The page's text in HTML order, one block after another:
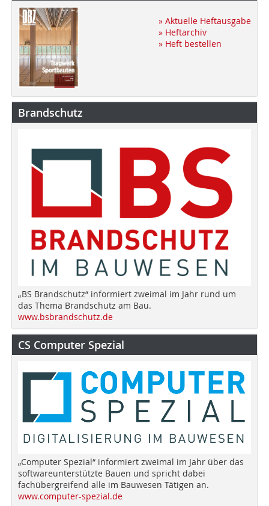
» Aktuelle Heftausgabe
» Heftarchiv
» Heft bestellen
Brandschutz
„BS Brandschutz“ informiert zweimal im Jahr rund um
das Thema Brandschutz am Bau.
www.bsbrandschutz.de
CS Computer Spezial
„Computer Spezial“ informiert zweimal im Jahr über das
softwareunterstützte Bauen und spricht dabei
fachübergreifend alle im Bauwesen Tätigen an.
www.computer-spezial.de